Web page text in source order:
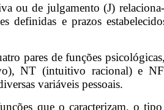
ou de julgamento (J) relaciona-
definidas e prazos
pares de funções
NT (intuitivo racional) e
variáveis pessoais.
que o caracterizam, o